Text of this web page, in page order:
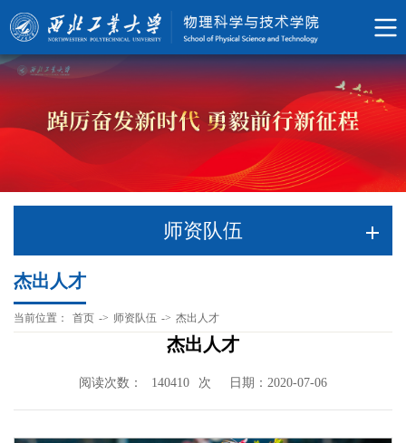
师资队伍
杰出人才
当前位置： 首页 -> 师资队伍 -> 杰出人才
杰出人才
阅读次数： 140410 次 日期：2020-07-06